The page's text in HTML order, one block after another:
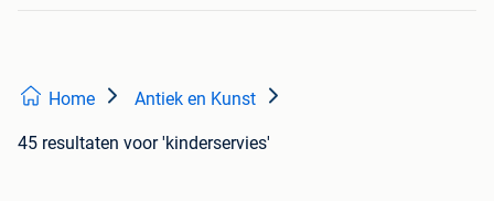
Home Antiek en Kunst
45 resultaten voor 'kinderservies'